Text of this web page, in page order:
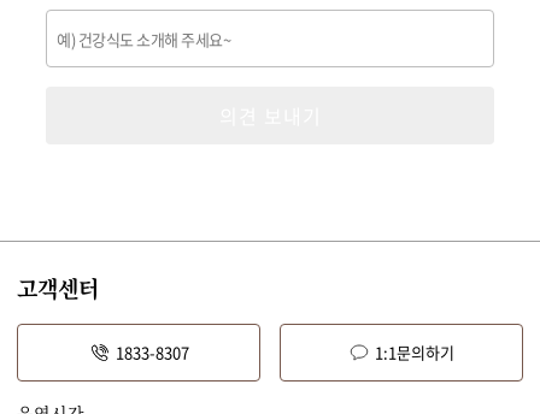
고객센터
1833-8307 1:1문의하기